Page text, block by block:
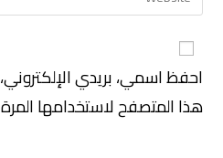
احفظ اسمي، بريدي
هذا المتصفح لاستخدامها